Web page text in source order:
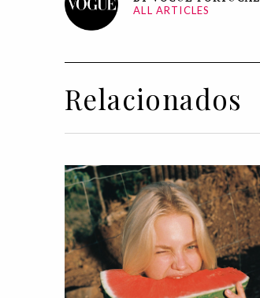
ALL ARTICLES
Relacionados